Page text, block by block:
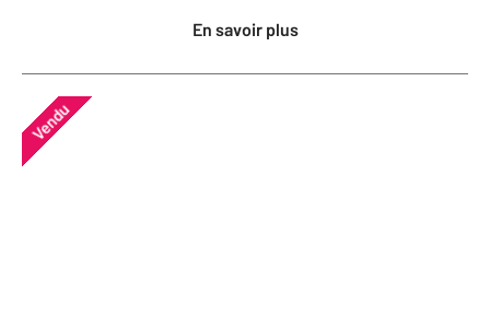
En savoir plus
Vendu